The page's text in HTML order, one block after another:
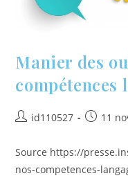
Manier des
compétences
id110527 11
Source https://
nos-competences-